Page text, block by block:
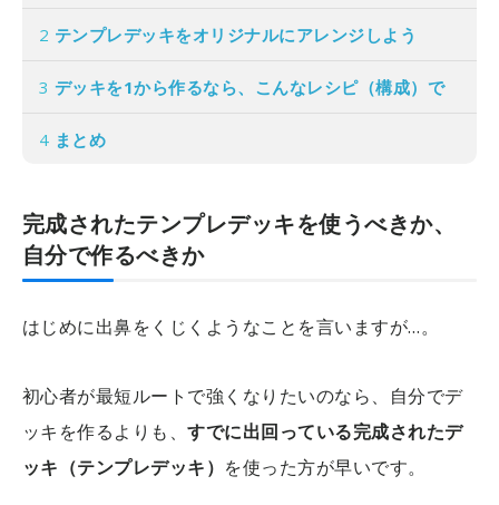
2 テンプレデッキをオリジナルにアレンジしよう
3 デッキを1から作るなら、こんなレシピ（構成）で
4 まとめ
完成されたテンプレデッキを使うべきか、
自分で作るべきか
はじめに出鼻をくじくようなことを言いますが…。
初心者が最短ルートで強くなりたいのなら、自分でデ
ッキを作るよりも、すでに出回っている完成されたデ
ッキ（テンプレデッキ） を使った方が早いです。